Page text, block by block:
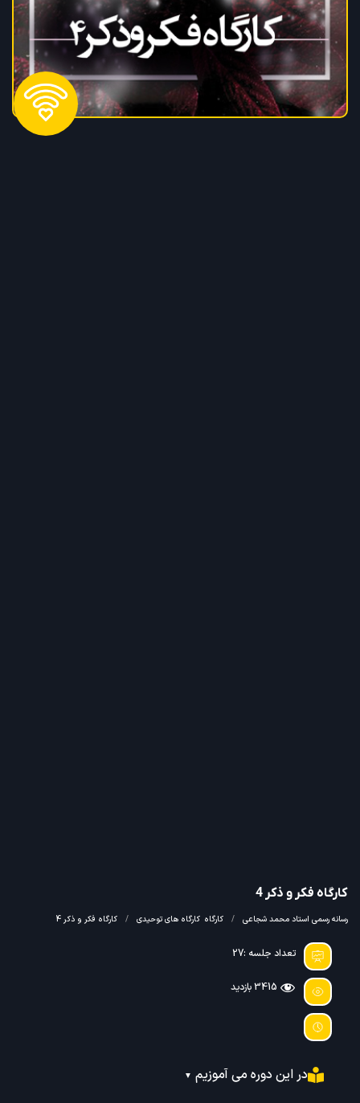
کارگاه فکر و ذکر 4
رسانه رسمی استاد محمد شجاعی کارگاه کارگاه های توحیدی کارگاه فکر و ذکر 4
تعداد جلسه :27
در این دوره می آموزیم ▼